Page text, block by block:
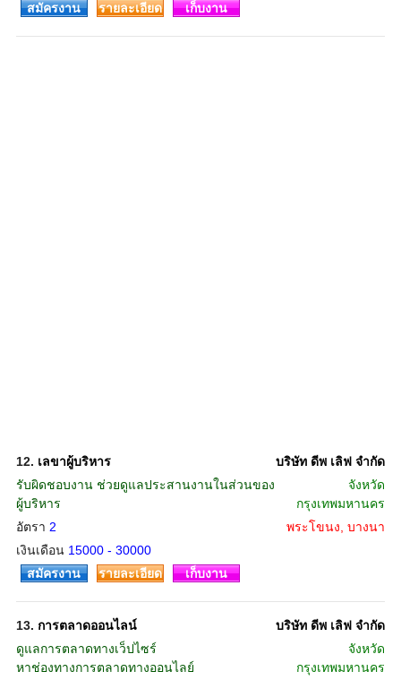
สมัครงาน
รายละเอียด เก็บงาน
12. เลขาผู้บริหาร
รับผิดชอบงาน ช่วยดูแลประสานงานในส่วนของ
ผู้บริหาร
อัตรา 2
เงินเดือน 15000 - 30000
บริษัท ดีพ เลิฟ จำกัด
จังหวัด
กรุงเทพมหานคร
พระโขนง, บางนา
สมัครงาน รายละเอียด เก็บงาน
13. การตลาดออนไลน์
ดูแลการตลาดทางเว็ปไซร์
หาช่องทางการตลาดทางออนไลย์
บริษัท ดีพ เลิฟ จำกัด
จังหวัด
กรุงเทพมหานคร